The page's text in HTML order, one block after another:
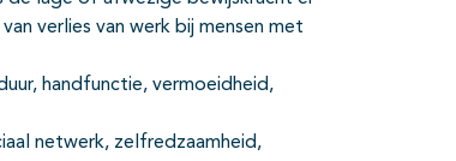
verlies van werk bij mensen met
handfunctie, vermoeidheid,
netwerk, zelfredzaamheid,